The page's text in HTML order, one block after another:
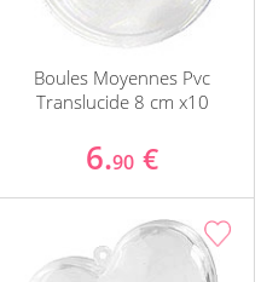
Boules Moyennes Pvc
Translucide 8 cm x10
6.90 €